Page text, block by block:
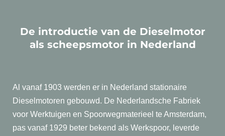
De introductie van de Dieselmotor
als scheepsmotor in Nederland
Al vanaf 1903 werden er in Nederland stationaire
Dieselmotoren gebouwd. De Nederlandsche Fabriek
voor Werktuigen en Spoorwegmaterieel te Amsterdam,
pas vanaf 1929 beter bekend als Werkspoor, leverde